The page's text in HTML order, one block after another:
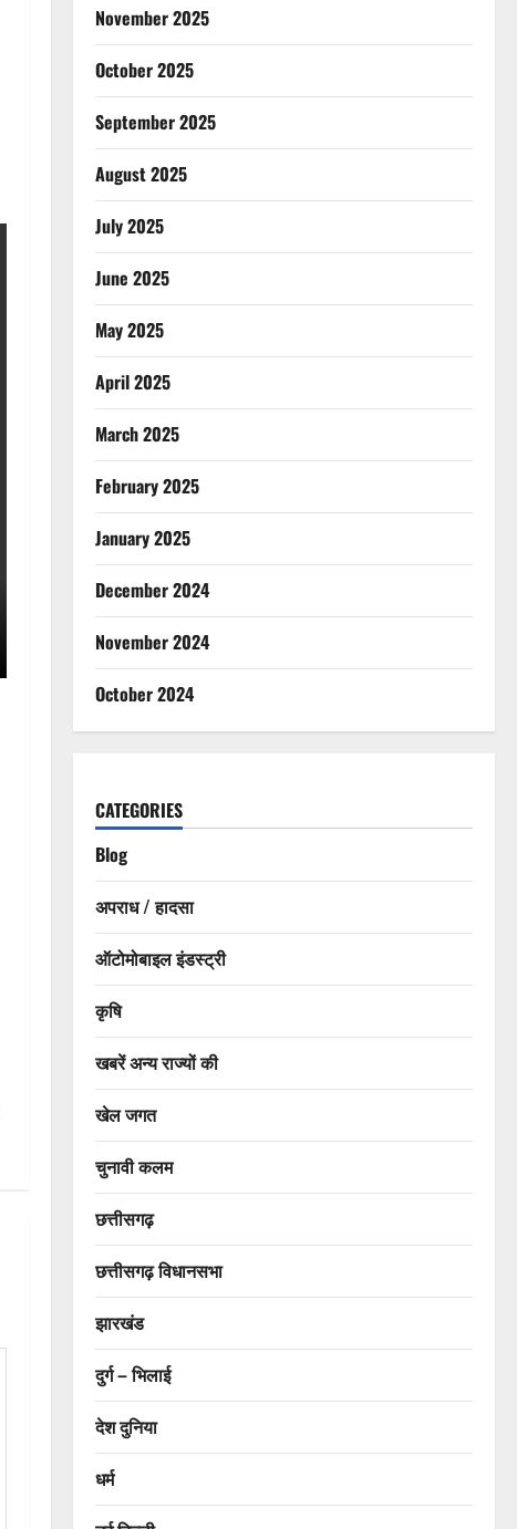
November 2025
October 2025
September 2025
August 2025
July 2025
June 2025
May 2025
April 2025
March 2025
February 2025
January 2025
December 2024
November 2024
October 2024
CATEGORIES
Blog
अपराध / हादसा
ऑटोमोबाइल इंडस्ट्री
कृषि
खबरें अन्य राज्यों की
खेल जगत
चुनावी कलम
छत्तीसगढ़
छत्तीसगढ़ विधानसभा
झारखंड
दुर्ग – भिलाई
देश दुनिया
धर्म